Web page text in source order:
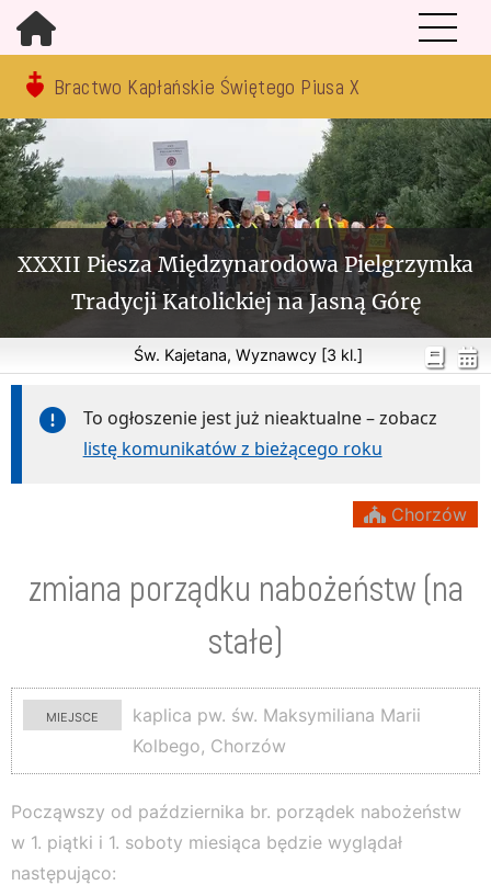
Bractwo Kapłańskie Świętego Piusa X
XXXII Piesza Międzynarodowa Pielgrzymka
Tradycji Katolickiej na Jasną Górę
Św. Kajetana, Wyznawcy [3 kl.]
To ogłoszenie jest już nieaktualne – zobacz
listę komunikatów z bieżącego roku
Chorzów
zmiana porządku nabożeństw (na
stałe)
miejsce
kaplica pw. św. Maksymiliana Marii
Kolbego, Chorzów
Począwszy od października br. porządek nabożeństw
w 1. piątki i 1. soboty miesiąca będzie wyglądał
następująco: